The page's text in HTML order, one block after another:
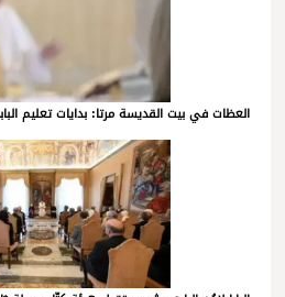
العظات في بيت القديسة مرتا: بدايات تعليم